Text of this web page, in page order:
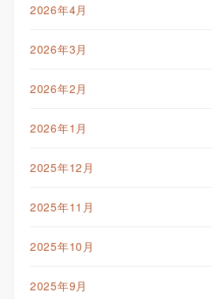
2026年4月
2026年3月
2026年2月
2026年1月
2025年12月
2025年11月
2025年10月
2025年9月